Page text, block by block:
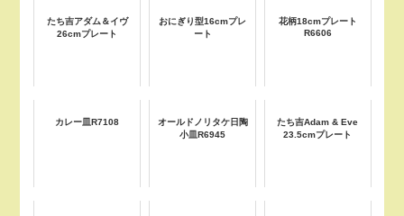
たち吉アダム＆イヴ
26cmプレート
おにぎり型16cmプレ
ート
花柄18cmプレート
R6606
カレー皿R7108
オールドノリタケ日陶
小皿R6945
たち吉Adam & Eve
23.5cmプレート